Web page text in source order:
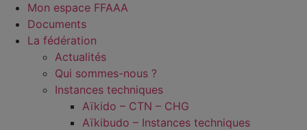
Mon espace FFAAA
Documents
La fédération
Actualités
Qui sommes-nous ?
Instances techniques
Aïkido – CTN – CHG
Aïkibudo – Instances techniques